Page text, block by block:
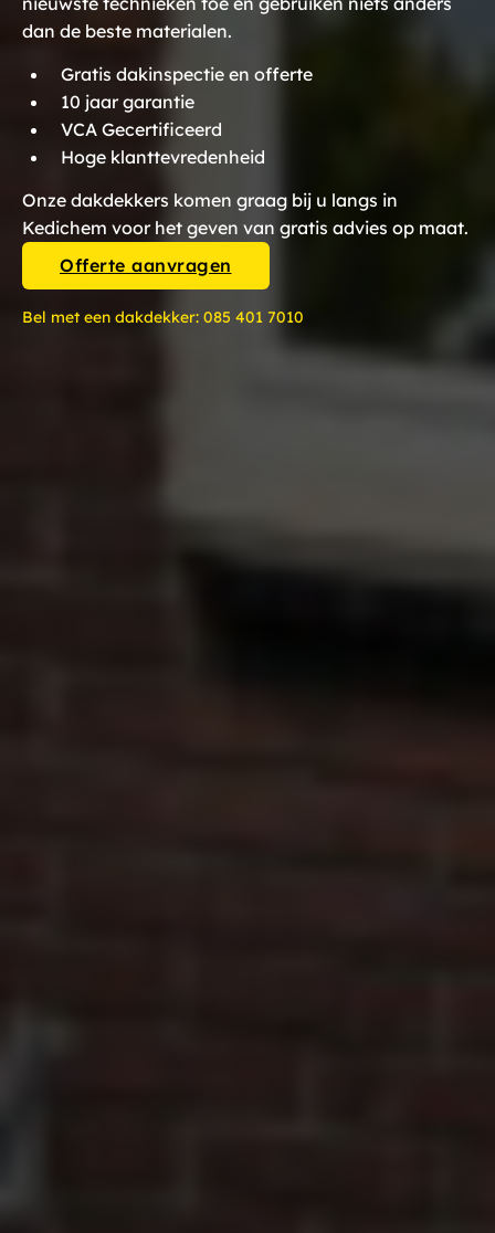
dan de beste materialen.
Gratis dakinspectie en offerte
10 jaar garantie
VCA Gecertificeerd
Hoge klanttevredenheid
Onze dakdekkers komen graag bij u langs in
Kedichem voor het geven van gratis advies op maat.
Offerte aanvragen
Bel met een dakdekker: 085 401 7010